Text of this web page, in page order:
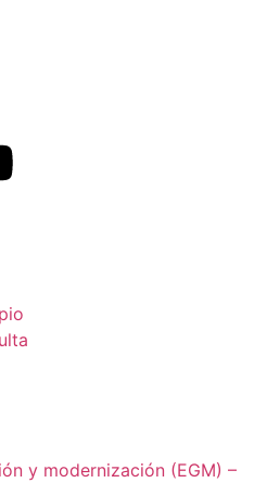
y modernización (EGM) –